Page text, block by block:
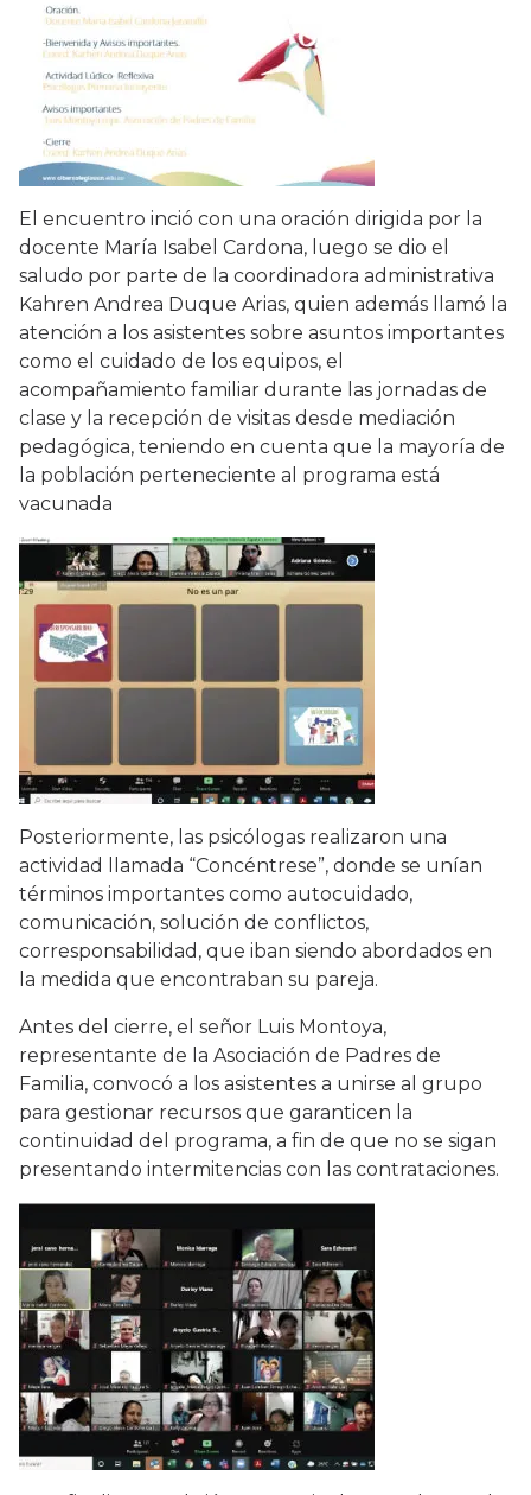
El encuentro inció con una oración dirigida por la
docente María Isabel Cardona, luego se dio el
saludo por parte de la coordinadora administrativa
Kahren Andrea Duque Arias, quien además llamó la
atención a los asistentes sobre asuntos importantes
como el cuidado de los equipos, el
acompañamiento familiar durante las jornadas de
clase y la recepción de visitas desde mediación
pedagógica, teniendo en cuenta que la mayoría de
la población perteneciente al programa está
vacunada
Posteriormente, las psicólogas realizaron una
actividad llamada “Concéntrese”, donde se unían
términos importantes como autocuidado,
comunicación, solución de conflictos,
corresponsabilidad, que iban siendo abordados en
la medida que encontraban su pareja.
Antes del cierre, el señor Luis Montoya,
representante de la Asociación de Padres de
Familia, convocó a los asistentes a unirse al grupo
para gestionar recursos que garanticen la
continuidad del programa, a fin de que no se sigan
presentando intermitencias con las contrataciones.